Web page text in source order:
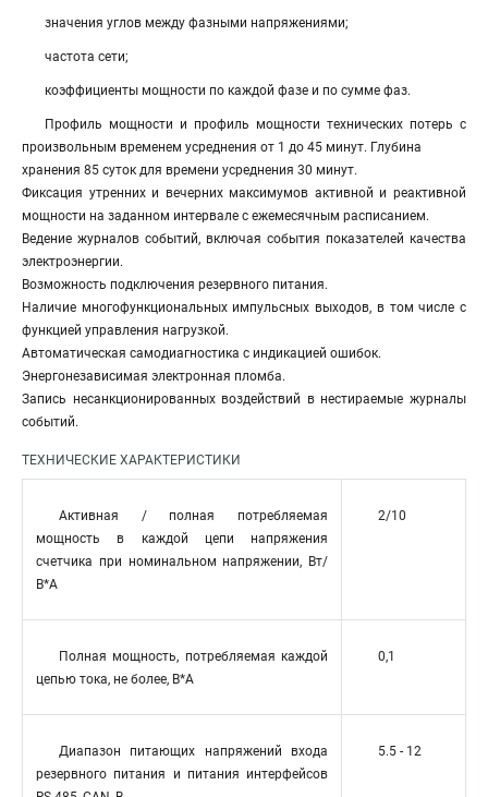
значения углов между фазными напряжениями;
частота сети;
коэффициенты мощности по каждой фазе и по сумме фаз.
Профиль мощности и профиль мощности технических потерь с
произвольным временем усреднения от 1 до 45 минут. Глубина
хранения 85 суток для времени усреднения 30 минут.
Фиксация утренних и вечерних максимумов активной и реактивной
мощности на заданном интервале с ежемесячным расписанием.
Ведение журналов событий, включая события показателей качества
электроэнергии.
Возможность подключения резервного питания.
Наличие многофункциональных импульсных выходов, в том числе с
функцией управления нагрузкой.
Автоматическая самодиагностика с индикацией ошибок.
Энергонезависимая электронная пломба.
Запись несанкционированных воздействий в нестираемые журналы
событий.
ТЕХНИЧЕСКИЕ ХАРАКТЕРИСТИКИ
Активная / полная потребляемая
мощность в каждой цепи напряжения
счетчика при номинальном напряжении, Вт/
В*А
2/10
Полная мощность, потребляемая каждой
цепью тока, не более, В*А
0,1
Диапазон питающих напряжений входа
резервного питания и питания интерфейсов
5.5 - 12